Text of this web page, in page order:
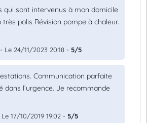
qui sont intervenus à mon domicile
polis Révision pompe à chaleur.
- Le 24/11/2023 20:18 - 5/5
Communication parfaite
dans l’urgence. Je recommande
Le 17/10/2019 19:02 - 5/5